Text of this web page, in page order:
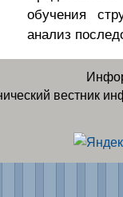
обучения
анализ
вестник